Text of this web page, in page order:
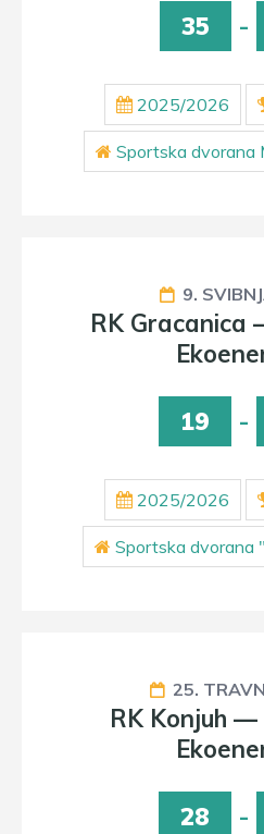
35 -
2025/2026
Sportska dvorana
9.
RK Gracanica
19 -
2025/2026
Sportska dvorana
25.
RK Konjuh —
28 -